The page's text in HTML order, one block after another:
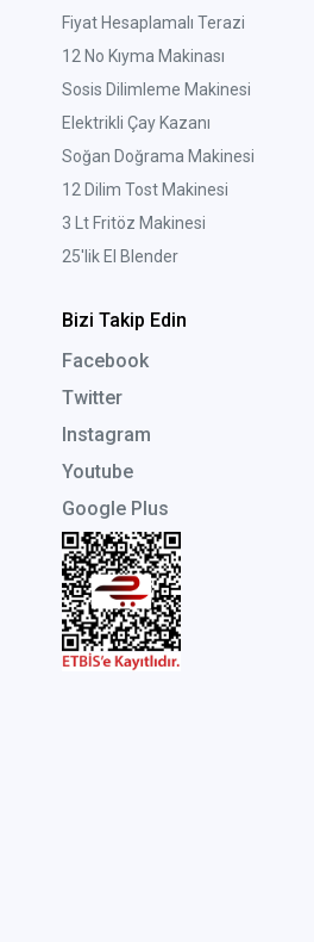
Fiyat Hesaplamalı Terazi
12 No Kıyma Makinası
Sosis Dilimleme Makinesi
Elektrikli Çay Kazanı
Soğan Doğrama Makinesi
12 Dilim Tost Makinesi
3 Lt Fritöz Makinesi
25'lik El Blender
Bizi Takip Edin
Facebook
Twitter
Instagram
Youtube
Google Plus